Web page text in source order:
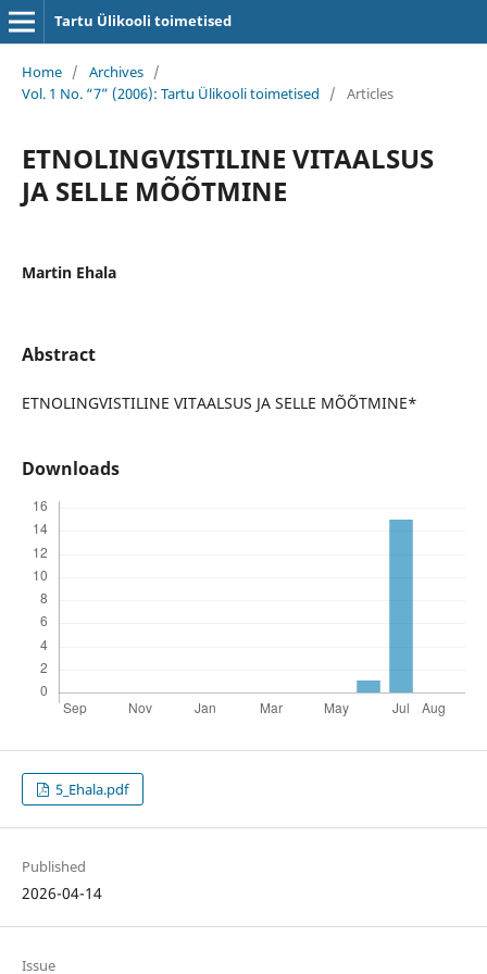
Tartu Ülikooli toimetised
Home / Archives /
Vol. 1 No. “7” (2006): Tartu Ülikooli toimetised
/ Articles
ETNOLINGVISTILINE VITAALSUS
JA SELLE MÕÕTMINE
Martin Ehala
Abstract
ETNOLINGVISTILINE VITAALSUS JA SELLE MÕÕTMINE*
Downloads
5_Ehala.pdf
Published
2026-04-14
Issue